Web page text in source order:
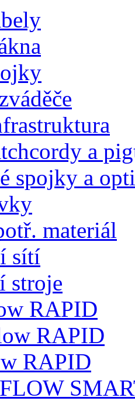
a
spojky a
materiál
sítí
stroje
RAPID
RAPID
RAPID